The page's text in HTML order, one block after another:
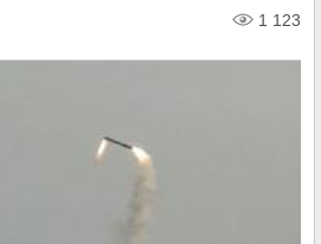
1 123